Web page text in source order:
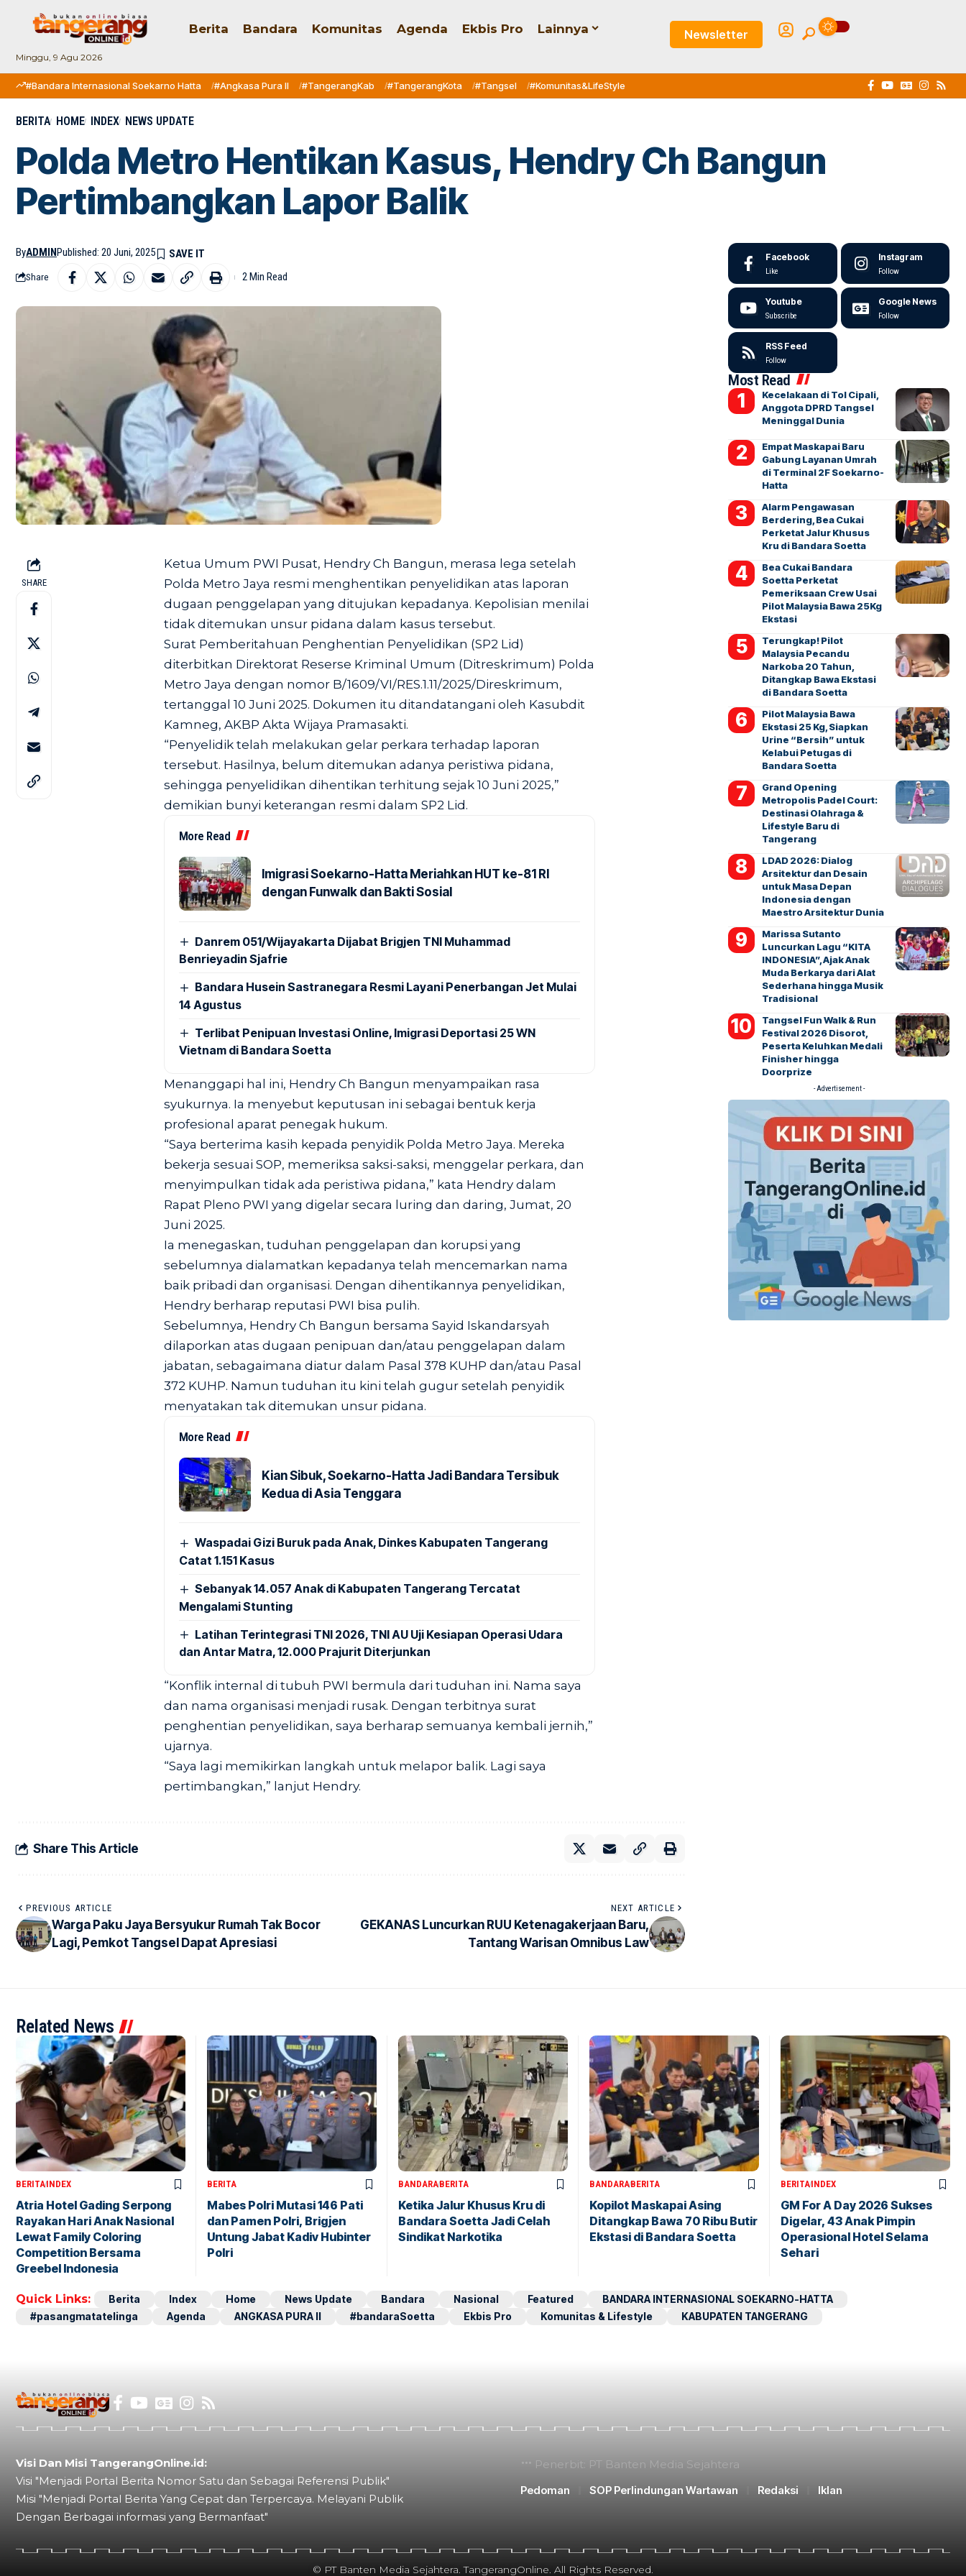
Minggu, 9 Agu 2026
Berita Bandara Komunitas Agenda Ekbis Pro Lainnya Newsletter
#Bandara Internasional Soekarno Hatta #Angkasa Pura II #TangerangKab #TangerangKota #Tangsel #Komunitas&LifeStyle
BERITA HOME INDEX NEWS UPDATE
Polda Metro Hentikan Kasus, Hendry Ch Bangun
Pertimbangkan Lapor Balik
ByADMINPublished: 20 Juni, 2025
Share 2 Min Read
SHARE
Ketua Umum PWI Pusat, Hendry Ch Bangun, merasa lega setelah
Polda Metro Jaya resmi menghentikan penyelidikan atas laporan
dugaan penggelapan yang ditujukan kepadanya. Kepolisian menilai
tidak ditemukan unsur pidana dalam kasus tersebut.
Surat Pemberitahuan Penghentian Penyelidikan (SP2 Lid)
diterbitkan Direktorat Reserse Kriminal Umum (Ditreskrimum) Polda
Metro Jaya dengan nomor B/1609/VI/RES.1.11/2025/Direskrimum,
tertanggal 10 Juni 2025. Dokumen itu ditandatangani oleh Kasubdit
Kamneg, AKBP Akta Wijaya Pramasakti.
“Penyelidik telah melakukan gelar perkara terhadap laporan
tersebut. Hasilnya, belum ditemukan adanya peristiwa pidana,
sehingga penyelidikan dihentikan terhitung sejak 10 Juni 2025,”
demikian bunyi keterangan resmi dalam SP2 Lid.
More Read
Imigrasi Soekarno-Hatta Meriahkan HUT ke-81 RI
dengan Funwalk dan Bakti Sosial
Danrem 051/Wijayakarta Dijabat Brigjen TNI Muhammad
Benrieyadin Sjafrie
Bandara Husein Sastranegara Resmi Layani Penerbangan Jet Mulai
14 Agustus
Terlibat Penipuan Investasi Online, Imigrasi Deportasi 25 WN
Vietnam di Bandara Soetta
Menanggapi hal ini, Hendry Ch Bangun menyampaikan rasa
syukurnya. Ia menyebut keputusan ini sebagai bentuk kerja
profesional aparat penegak hukum.
“Saya berterima kasih kepada penyidik Polda Metro Jaya. Mereka
bekerja sesuai SOP, memeriksa saksi-saksi, menggelar perkara, dan
menyimpulkan tidak ada peristiwa pidana,” kata Hendry dalam
Rapat Pleno PWI yang digelar secara luring dan daring, Jumat, 20
Juni 2025.
Ia menegaskan, tuduhan penggelapan dan korupsi yang
sebelumnya dialamatkan kepadanya telah mencemarkan nama
baik pribadi dan organisasi. Dengan dihentikannya penyelidikan,
Hendry berharap reputasi PWI bisa pulih.
Sebelumnya, Hendry Ch Bangun bersama Sayid Iskandarsyah
dilaporkan atas dugaan penipuan dan/atau penggelapan dalam
jabatan, sebagaimana diatur dalam Pasal 378 KUHP dan/atau Pasal
372 KUHP. Namun tuduhan itu kini telah gugur setelah penyidik
menyatakan tak ditemukan unsur pidana.
More Read
Kian Sibuk, Soekarno-Hatta Jadi Bandara Tersibuk
Kedua di Asia Tenggara
Waspadai Gizi Buruk pada Anak, Dinkes Kabupaten Tangerang
Catat 1.151 Kasus
Sebanyak 14.057 Anak di Kabupaten Tangerang Tercatat
Mengalami Stunting
Latihan Terintegrasi TNI 2026, TNI AU Uji Kesiapan Operasi Udara
dan Antar Matra, 12.000 Prajurit Diterjunkan
“Konflik internal di tubuh PWI bermula dari tuduhan ini. Nama saya
dan nama organisasi menjadi rusak. Dengan terbitnya surat
penghentian penyelidikan, saya berharap semuanya kembali jernih,”
ujarnya.
“Saya lagi memikirkan langkah untuk melapor balik. Lagi saya
pertimbangkan,” lanjut Hendry.
Share This Article
PREVIOUS ARTICLE
Warga Paku Jaya Bersyukur Rumah Tak Bocor
Lagi, Pemkot Tangsel Dapat Apresiasi
NEXT ARTICLE
GEKANAS Luncurkan RUU Ketenagakerjaan Baru,
Tantang Warisan Omnibus Law
Facebook
Like
Instagram
Follow
Youtube
Subscribe
Google News
Follow
RSS Feed
Follow
Most Read
Kecelakaan di Tol Cipali,
Anggota DPRD Tangsel
Meninggal Dunia
Empat Maskapai Baru
Gabung Layanan Umrah
di Terminal 2F Soekarno-
Hatta
Alarm Pengawasan
Berdering, Bea Cukai
Perketat Jalur Khusus
Kru di Bandara Soetta
Bea Cukai Bandara
Soetta Perketat
Pemeriksaan Crew Usai
Pilot Malaysia Bawa 25Kg
Ekstasi
Terungkap! Pilot
Malaysia Pecandu
Narkoba 20 Tahun,
Ditangkap Bawa Ekstasi
di Bandara Soetta
Pilot Malaysia Bawa
Ekstasi 25 Kg, Siapkan
Urine “Bersih” untuk
Kelabui Petugas di
Bandara Soetta
Grand Opening
Metropolis Padel Court:
Destinasi Olahraga &
Lifestyle Baru di
Tangerang
LDAD 2026: Dialog
Arsitektur dan Desain
untuk Masa Depan
Indonesia dengan
Maestro Arsitektur Dunia
Marissa Sutanto
Luncurkan Lagu “KITA
INDONESIA”, Ajak Anak
Muda Berkarya dari Alat
Sederhana hingga Musik
Tradisional
Tangsel Fun Walk & Run
Festival 2026 Disorot,
Peserta Keluhkan Medali
Finisher hingga
Doorprize
- Advertisement -
Related News
BERITAINDEX
Atria Hotel Gading Serpong
Rayakan Hari Anak Nasional
Lewat Family Coloring
Competition Bersama
Greebel Indonesia
BERITA
Mabes Polri Mutasi 146 Pati
dan Pamen Polri, Brigjen
Untung Jabat Kadiv Hubinter
Polri
BANDARABERITA
Ketika Jalur Khusus Kru di
Bandara Soetta Jadi Celah
Sindikat Narkotika
BANDARABERITA
Kopilot Maskapai Asing
Ditangkap Bawa 70 Ribu Butir
Ekstasi di Bandara Soetta
BERITAINDEX
GM For A Day 2026 Sukses
Digelar, 43 Anak Pimpin
Operasional Hotel Selama
Sehari
Quick Links: Berita Index Home News Update Bandara Nasional Featured
BANDARA INTERNASIONAL SOEKARNO-HATTA
#pasangmatatelinga
Agenda ANGKASA PURA II #bandaraSoetta Ekbis Pro Komunitas & Lifestyle KABUPATEN TANGERANG
Visi Dan Misi TangerangOnline.id:
Visi "Menjadi Portal Berita Nomor Satu dan Sebagai Referensi Publik"
Misi "Menjadi Portal Berita Yang Cepat dan Terpercaya. Melayani Publik
Dengan Berbagai informasi yang Bermanfaat"
Penerbit: PT Banten Media Sejahtera
Pedoman
SOP Perlindungan Wartawan Redaksi Iklan
© PT Banten Media Sejahtera. TangerangOnline. All Rights Reserved.